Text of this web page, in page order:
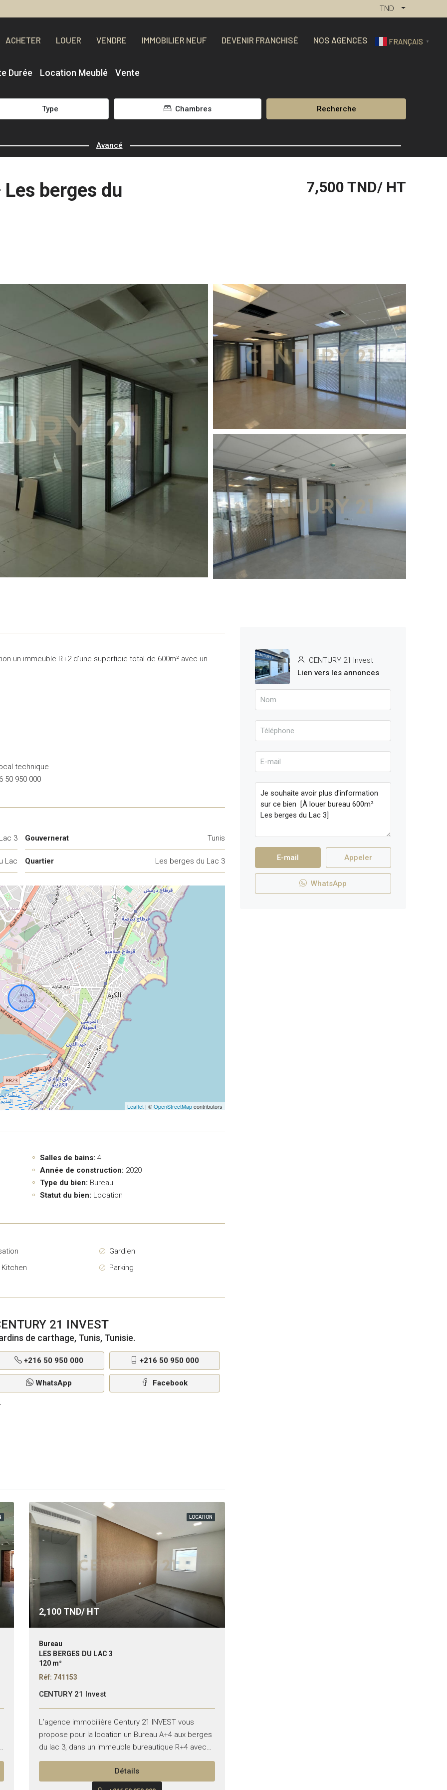
TND
ACHETER LOUER VENDRE IMMOBILIER NEUF DEVENIR FRANCHISÉ NOS AGENCES FRANÇAIS ▼
Durée Location Meublé Vente
Type Chambres Recherche
Avancé
berges du 7,500 TND/ HT
3 More
un immeuble R+2 d’une superficie total de 600m² avec un
technique
50 950 000
3
Lac
Gouvernerat Tunis
Quartier Les berges du Lac 3
Leaflet | ©OpenStreetMapcontributors
Salles de bains: 4
Année de construction: 2020
Type du bien: Bureau
Statut du bien: Location
Gardien
Parking
21 INVEST
de carthage, Tunis, Tunisie.
+216 50 950 000 +216 50 950 000
WhatsApp Facebook
LOCATION
2,100TND/ HT
Bureau
LES BERGES DU LAC 3
120 m²
Réf: 741153
CENTURY 21 Invest
L’agence immobilière Century 21 INVEST vous
propose pour la location un Bureau A+4 aux berges
du lac 3, dans un immeuble bureautique R+4 avec
ascenseur nouvellement construit. Il se compose
Détails
CENTURY 21 Invest
Lien vers les annonces
E-mail Appeler
WhatsApp